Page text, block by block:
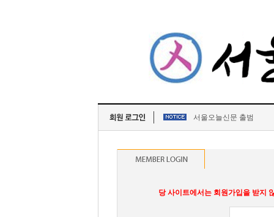
서울오늘신문 출범
당 사이트에서는 회원가입을 받지